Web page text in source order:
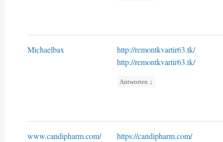
Michaelbax
http://remontkvartir63.tk/
http://remontkvartir63.tk/
Antworten ↓
www.candipharm.com/ https://candipharm.com/